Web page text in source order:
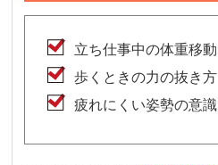
立ち仕事中の体重移動
歩くときの力の抜き方
疲れにくい姿勢の意識